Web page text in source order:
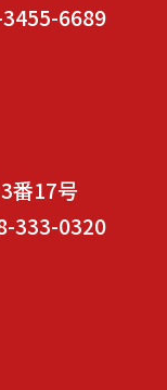
6689
番17号
333-0320